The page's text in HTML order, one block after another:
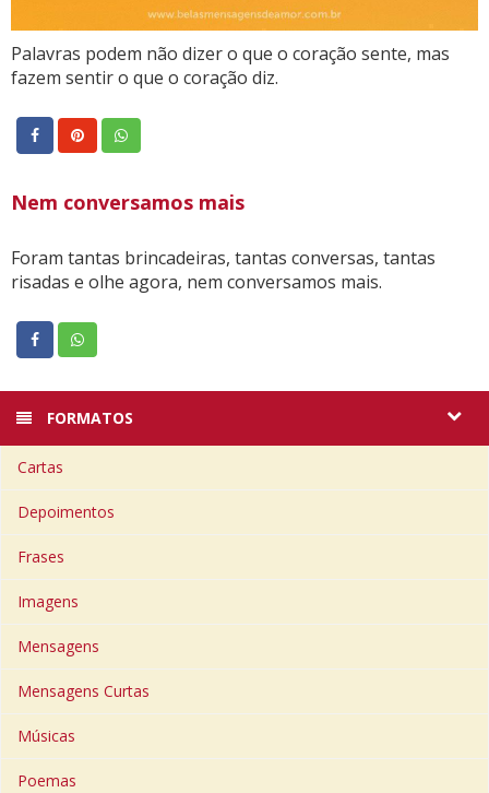
Palavras podem não dizer o que o coração sente, mas
fazem sentir o que o coração diz.
Nem conversamos mais
Foram tantas brincadeiras, tantas conversas, tantas
risadas e olhe agora, nem conversamos mais.
FORMATOS
Cartas
Depoimentos
Frases
Imagens
Mensagens
Mensagens Curtas
Músicas
Poemas